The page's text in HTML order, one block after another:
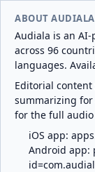
ABOUT AUDIALA
Audiala is an
across 96
languages.
Editorial content
summarizing for
for the full
iOS app:
Android app: